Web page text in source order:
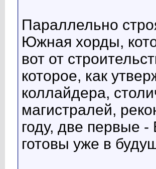
Параллельно
Южная хорды,
вот от
которое, как
коллайдера,
магистралей,
году, две первые
готовы уже в